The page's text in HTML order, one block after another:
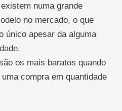
numa grande
no mercado, o que
único apesar da alguma
os mais baratos quando
compra em quantidade